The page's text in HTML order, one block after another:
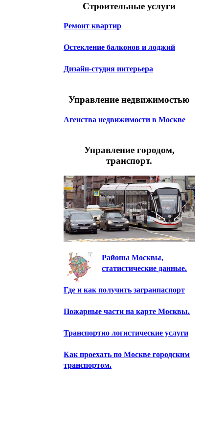
Строительные услуги
Ремонт квартир
Остекление балконов и лоджий
Дизайн-студия интерьера
Управление недвижимостью
Агенства недвижимости в Москве
Управление городом,
транспорт.
Районы Москвы,
статистические данные.
Где и как получить загранпаспорт
Пожарные части на карте Москвы.
Транспортно логистические услуги
Как проехать по Москве городским
транспортом.